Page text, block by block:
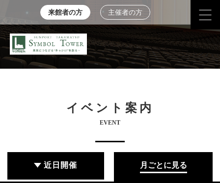
来館者の方 主催者の方
イベント案内
EVENT
近日開催 月ごとに見る